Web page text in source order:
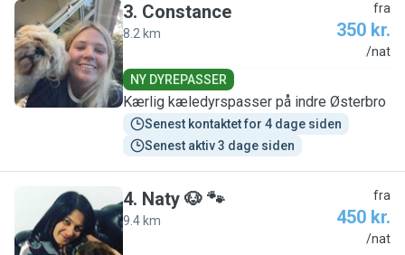
C
3. Constance
8.2 km
fra
350 kr.
/nat
NY DYREPASSER
Kærlig kæledyrspasser på indre Østerbro
Senest kontaktet for 4 dage siden
Senest aktiv 3 dage siden
N
4. Naty 🐶 🐾
9.4 km
fra
450 kr.
/nat